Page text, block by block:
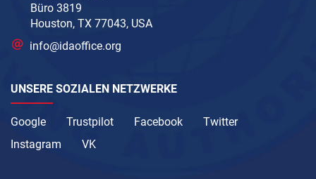
Büro 3819
Houston, TX 77043, USA
info@idaoffice.org
UNSERE SOZIALEN NETZWERKE
Google Trustpilot Facebook
Twitter
Instagram
VK